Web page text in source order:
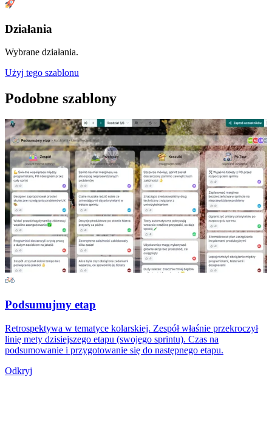
Działania
Wybrane działania.
Użyj tego szablonu
Podobne szablony
Podsumujmy etap
Retrospektywa w tematyce kolarskiej. Zespół właśnie przekroczył
linię mety dzisiejszego etapu (swojego sprintu). Czas na
podsumowanie i przygotowanie się do następnego etapu.
Odkryj